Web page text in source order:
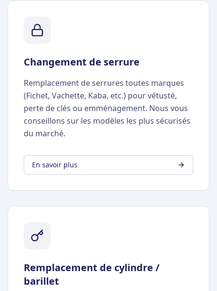
Changement de serrure
Remplacement de serrures toutes marques
(Fichet, Vachette, Kaba, etc.) pour vétusté,
perte de clés ou emménagement. Nous vous
conseillons sur les modèles les plus sécurisés
du marché.
En savoir plus
Remplacement de cylindre /
barillet